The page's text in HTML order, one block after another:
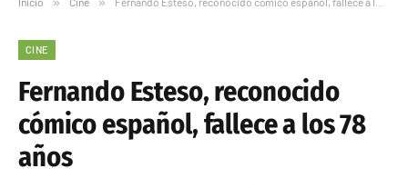
CINE
Fernando Esteso, reconocido
cómico español, fallece a los 78
años